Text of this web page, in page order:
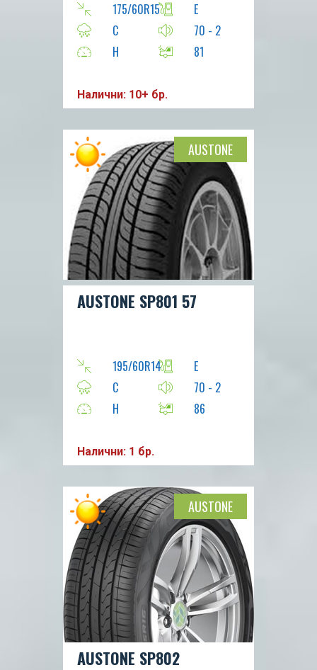
175/60R15
E
C
70 - 2
H
81
Налични: 10+ бр.
AUSTONE SP801 57
195/60R14
E
C
70 - 2
H
86
Налични: 1 бр.
AUSTONE
AUSTONE SP802
AUSTONE